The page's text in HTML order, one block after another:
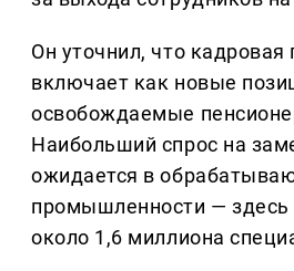
Он уточнил, что кадровая
включает как новые
освобождаемые
Наибольший спрос на
ожидается в
промышленности — здесь
около 1,6 миллиона